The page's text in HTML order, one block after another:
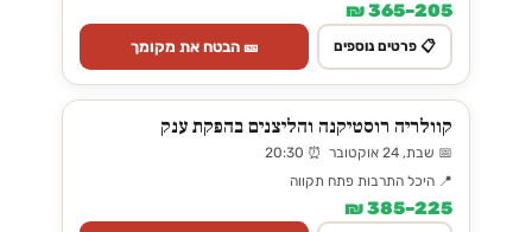
205–365 ₪
📋 פרטים נוספים 🎫 הבטח את מקומך
קוולריה רוסטיקנה והליצנים בהפקת ענק
📅 שבת, 24 אוקטובר ⏰ 20:30
📍 היכל התרבות פתח תקווה
225–385 ₪